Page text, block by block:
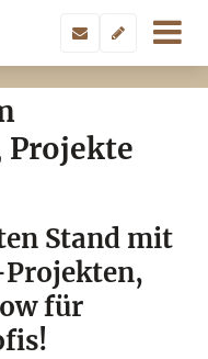
Projekte
Stand mit
für